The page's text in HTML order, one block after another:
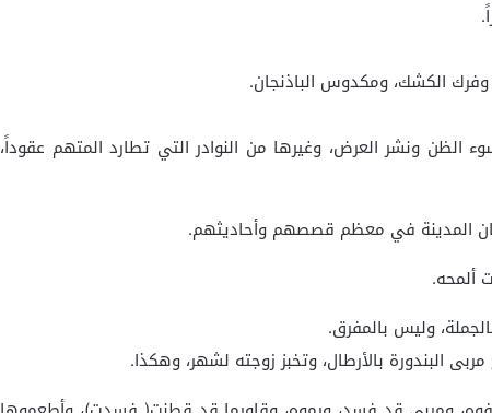
الكشك، ومكدوس الباذنجان.
الظن ونشر العرض، وغيرها من النوادر التي تطارد المتهم عقوداً،
المدينة في معظم قصصهم وأحاديثهم.
ألمحه.
وليس بالمفرق.
البندورة بالأرطال، وتخبز زوجته لشهر، وهكذا.